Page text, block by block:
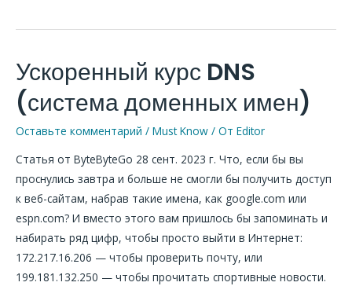
Ускоренный курс DNS
(система доменных имен)
Оставьте комментарий / Must Know / От Editor
Статья от ByteByteGo 28 сент. 2023 г. Что, если бы вы
проснулись завтра и больше не смогли бы получить доступ
к веб-сайтам, набрав такие имена, как google.com или
espn.com? И вместо этого вам пришлось бы запоминать и
набирать ряд цифр, чтобы просто выйти в Интернет:
172.217.16.206 — чтобы проверить почту, или
199.181.132.250 — чтобы прочитать спортивные новости.
Ускоренный
курс
DNS
(система
имен)